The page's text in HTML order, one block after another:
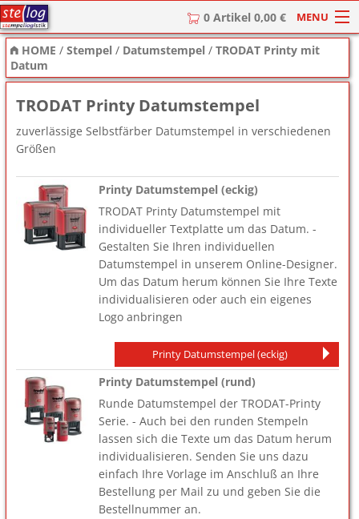
0 Artikel 0,00 € MENU
HOME
Stempel
Stempel-Textplatten
HOME /Stempel / Datumstempel /TRODAT Printy mit
Datum
TRODAT Printy Datumstempel
zuverlässige Selbstfärber Datumstempel in verschiedenen
Größen
Printy Datumstempel (eckig)
TRODAT Printy Datumstempel mit
individueller Textplatte um das Datum. -
Gestalten Sie Ihren individuellen
Datumstempel in unserem Online-Designer.
Um das Datum herum können Sie Ihre Texte
individualisieren oder auch ein eigenes
Logo anbringen
Printy Datumstempel (eckig)
Printy Datumstempel (rund)
Runde Datumstempel der TRODAT-Printy
Serie. - Auch bei den runden Stempeln
lassen sich die Texte um das Datum herum
individualisieren. Senden Sie uns dazu
einfach Ihre Vorlage im Anschluß an Ihre
Bestellung per Mail zu und geben Sie die
Bestellnummer an.